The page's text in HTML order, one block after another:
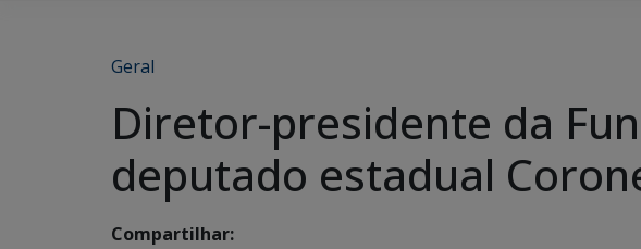
Geral
Diretor-presidente da
deputado estadual
Compartilhar: